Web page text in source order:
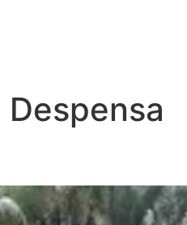
Despensa